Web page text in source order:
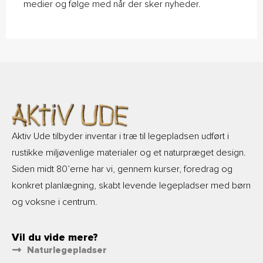
medier og følge med når der sker nyheder.
Aktiv Ude tilbyder inventar i træ til legepladsen udført i
rustikke miljøvenlige materialer og et naturpræget design.
Siden midt 80’erne har vi, gennem kurser, foredrag og
konkret planlægning, skabt levende legepladser med børn
og voksne i centrum.
Vil du vide mere?
Naturlegepladser